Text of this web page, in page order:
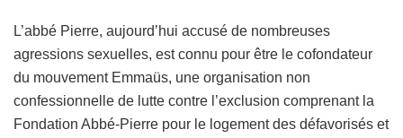
L’abbé Pierre, aujourd’hui accusé de nombreuses
agressions sexuelles, est connu pour être le cofondateur
du mouvement Emmaüs, une organisation non
confessionnelle de lutte contre l’exclusion comprenant la
Fondation Abbé-Pierre pour le logement des défavorisés et